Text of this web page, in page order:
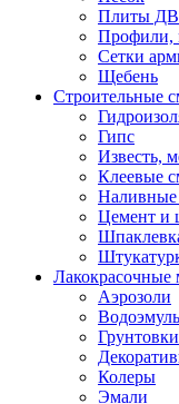
Плиты
Профили,
Сетки
Щебень
Строительные
Гипс
Известь,
Клеевые
Цемент и
Лакокрасочные
Аэрозоли
Грунтовки
Колеры
Эмали